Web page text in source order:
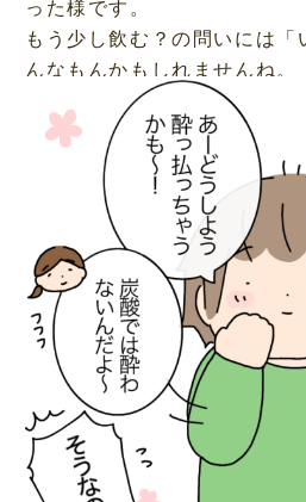
った様です。
もう少し飲む？の問いには
んなもんかもしれませんね。